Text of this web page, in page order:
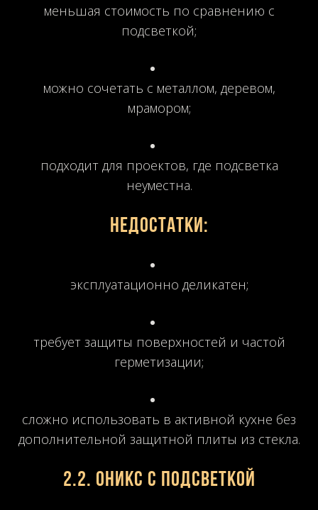
меньшая стоимость по сравнению с
подсветкой;
можно сочетать с металлом, деревом,
мрамором;
подходит для проектов, где подсветка
неуместна.
Недостатки:
эксплуатационно деликатен;
требует защиты поверхностей и частой
герметизации;
сложно использовать в активной кухне без
дополнительной защитной плиты из стекла.
2.2. Оникс с подсветкой